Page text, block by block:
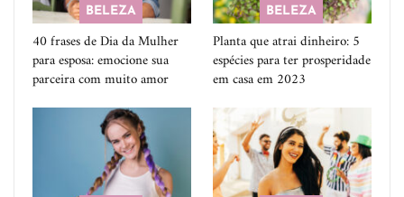
BELEZA
40 frases de Dia da Mulher
para esposa: emocione sua
parceira com muito amor
BELEZA
Planta que atrai dinheiro: 5
espécies para ter prosperidade
em casa em 2023